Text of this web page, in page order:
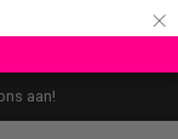
×
aan!